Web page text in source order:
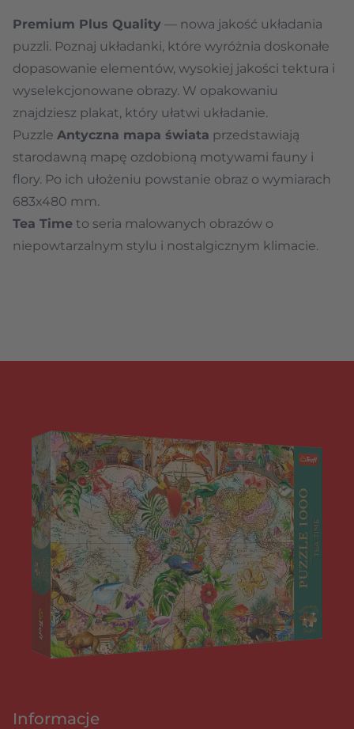
Premium Plus Quality — nowa jakość układania
puzzli. Poznaj układanki, które wyróżnia doskonałe
dopasowanie elementów, wysokiej jakości tektura i
wyselekcjonowane obrazy. W opakowaniu
znajdziesz plakat, który ułatwi układanie.
Puzzle Antyczna mapa świata przedstawiają
starodawną mapę ozdobioną motywami fauny i
flory. Po ich ułożeniu powstanie obraz o wymiarach
683x480 mm.
Tea Time to seria malowanych obrazów o
niepowtarzalnym stylu i nostalgicznym klimacie.
Informacje